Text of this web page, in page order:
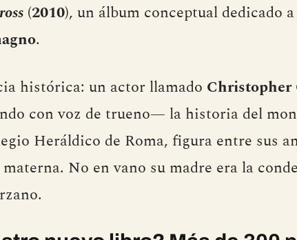
(2010), un álbum conceptual dedicado
.
histórica: un actor llamado Christopher
con voz de trueno— la historia del
Heráldico de Roma, figura entre sus
No en vano su madre era la